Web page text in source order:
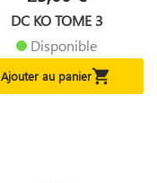
DC KO TOME 3
Disponible
Ajouter au panier